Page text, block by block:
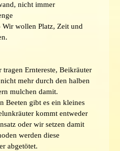
nicht immer
wollen Platz, Zeit und
Erntereste, Beikräuter
mehr durch den halben
mulchen damit.
Beeten gibt es ein kleines
kommt entweder
oder wir setzen damit
werden diese
abgetötet.